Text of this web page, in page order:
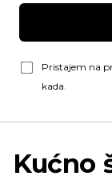
Pristajem na
kada.
Kućno